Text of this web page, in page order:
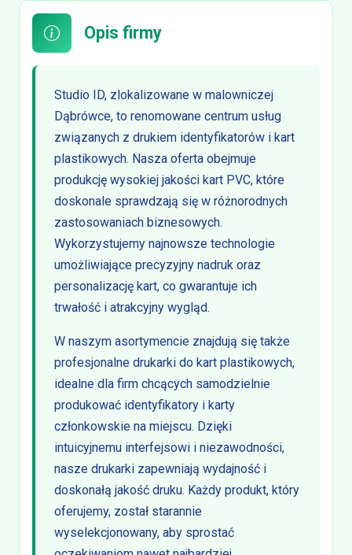
Opis firmy
Studio ID, zlokalizowane w malowniczej
Dąbrówce, to renomowane centrum usług
związanych z drukiem identyfikatorów i kart
plastikowych. Nasza oferta obejmuje
produkcję wysokiej jakości kart PVC, które
doskonale sprawdzają się w różnorodnych
zastosowaniach biznesowych.
Wykorzystujemy najnowsze technologie
umożliwiające precyzyjny nadruk oraz
personalizację kart, co gwarantuje ich
trwałość i atrakcyjny wygląd.
W naszym asortymencie znajdują się także
profesjonalne drukarki do kart plastikowych,
idealne dla firm chcących samodzielnie
produkować identyfikatory i karty
członkowskie na miejscu. Dzięki
intuicyjnemu interfejsowi i niezawodności,
nasze drukarki zapewniają wydajność i
doskonałą jakość druku. Każdy produkt, który
oferujemy, został starannie
wyselekcjonowany, aby sprostać